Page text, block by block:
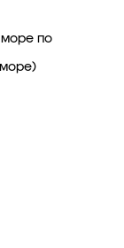
море по